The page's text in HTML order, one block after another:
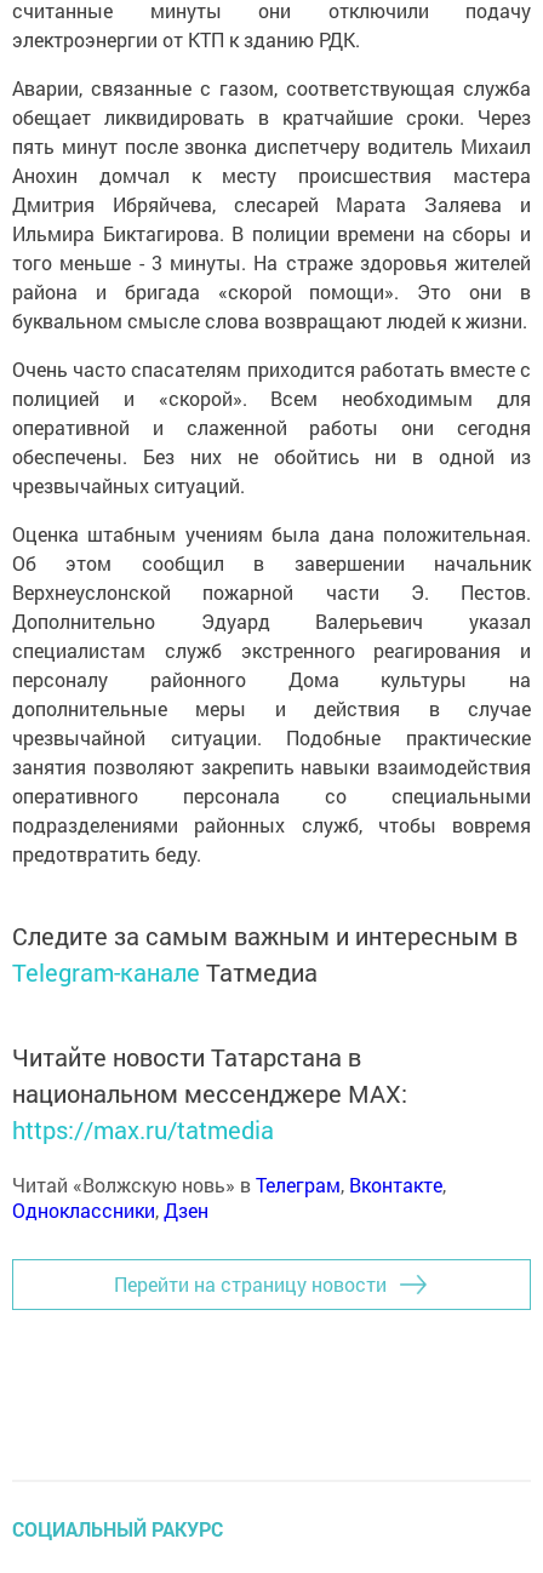
считанные минуты они отключили подачу
электроэнергии от КТП к зданию РДК.
Аварии, связанные с газом, соответствующая служба
обещает ликвидировать в кратчайшие сроки. Через
пять минут после звонка диспетчеру водитель Михаил
Анохин домчал к месту происшествия мастера
Дмитрия Ибряйчева, слесарей Марата Заляева и
Ильмира Биктагирова. В полиции времени на сборы и
того меньше - 3 минуты. На страже здоровья жителей
района и бригада «скорой помощи». Это они в
буквальном смысле слова возвращают людей к жизни.
Очень часто спасателям приходится работать вместе с
полицией и «скорой». Всем необходимым для
оперативной и слаженной работы они сегодня
обеспечены. Без них не обойтись ни в одной из
чрезвычайных ситуаций.
Оценка штабным учениям была дана положительная.
Об этом сообщил в завершении начальник
Верхнеуслонской пожарной части Э. Пестов.
Дополнительно Эдуард Валерьевич указал
специалистам служб экстренного реагирования и
персоналу районного Дома культуры на
дополнительные меры и действия в случае
чрезвычайной ситуации. Подобные практические
занятия позволяют закрепить навыки взаимодействия
оперативного персонала со специальными
подразделениями районных служб, чтобы вовремя
предотвратить беду.
Следите за самым важным и интересным в
Telegram-канале Татмедиа
Читайте новости Татарстана в
национальном мессенджере MАХ:
https://max.ru/tatmedia
Читай «Волжскую новь» вТелеграм, Вконтакте,
Одноклассники,Дзен
Перейти на страницу новости
СОЦИАЛЬНЫЙ РАКУРС